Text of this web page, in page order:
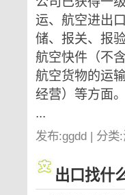
运、航空进出
储、报关、报
航空快件（不
航空货物的运
经营）等方面。
...
发布:ggdd | 分类
出口找什